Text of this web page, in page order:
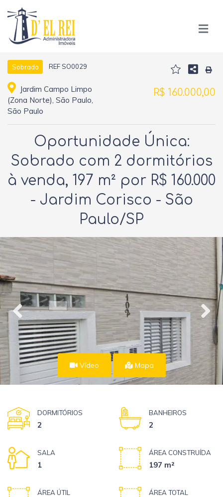
Sobrado REF SO0029
Jardim Campo Limpo
(Zona Norte), São Paulo,
São Paulo
R$ 160.000,00
Oportunidade Única:
Sobrado com 2 dormitórios
à venda, 197 m² por R$ 160.000
- Jardim Corisco - São
Paulo/SP
Vídeo Mapa
DORMITÓRIOS
2
BANHEIROS
2
SALA
1
ÁREA CONSTRUÍDA
197 m²
ÁREA ÚTIL ÁREA TOTAL